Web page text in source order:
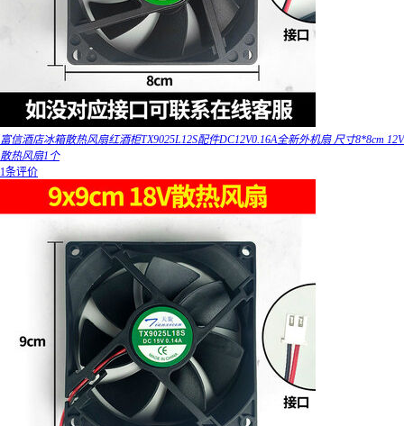
富信酒店冰箱散热风扇红酒柜TX9025L12S配件DC12V0.16A全新外机扇 尺寸8*8cm 12V
散热风扇1个
1条评价